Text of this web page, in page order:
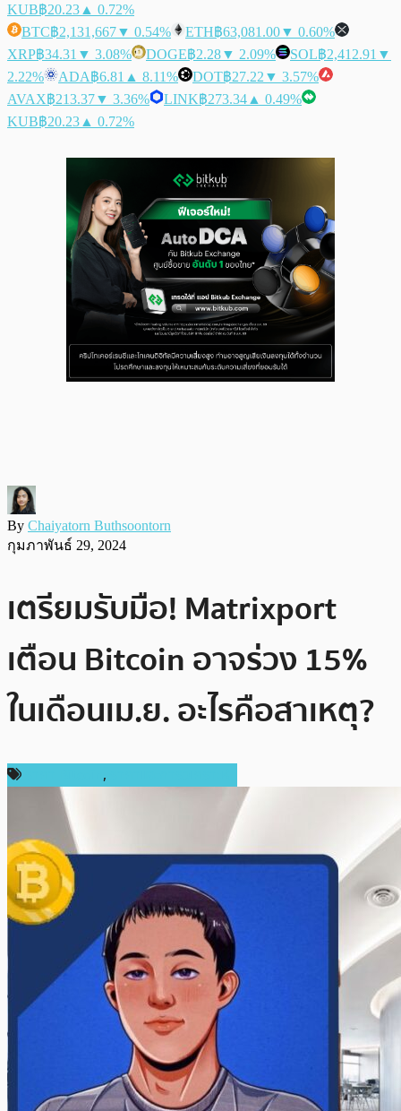
KUB฿20.23 ▲ 0.72%
BTC฿2,131,667▼ 0.54% ETH฿63,081.00▼ 0.60%
XRP฿34.31 ▼ 3.08% DOGE฿2.28▼ 2.09% SOL฿2,412.91 ▼
2.22%
ADA฿6.81 ▲ 8.11% DOT฿27.22 ▼ 3.57%
AVAX฿213.37▼ 3.36% LINK฿273.34 ▲ 0.49%
KUB฿20.23 ▲ 0.72%
By Chaiyatorn Buthsoontorn
กุมภาพันธ์ 29, 2024
เตรียมรับมือ! Matrixport
เตือน Bitcoin อาจร่วง 15%
ในเดือนเม.ย. อะไรคือสาเหตุ?
,